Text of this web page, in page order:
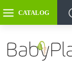
CATALOG